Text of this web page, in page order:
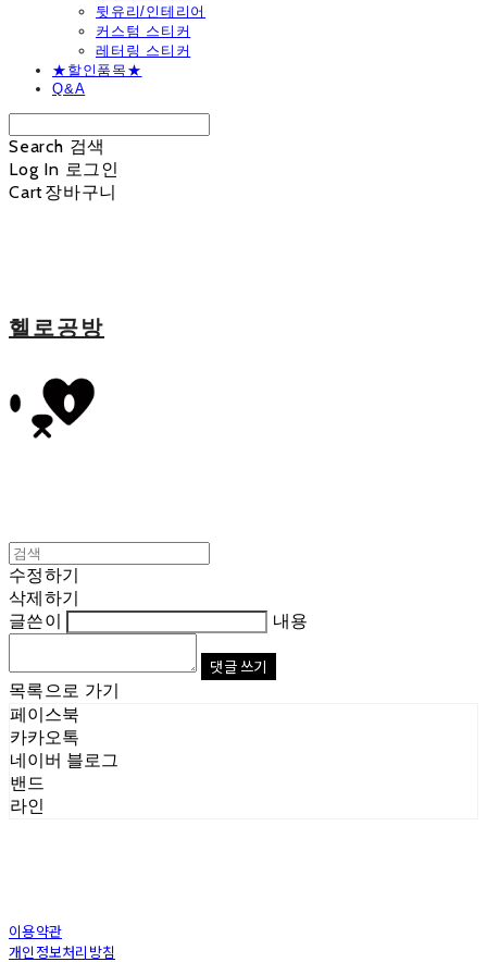
뒷유리/인테리어
커스텀 스티커
레터링 스티커
★할인품목★
Q&A
Search 검색
Log In 로그인
Cart장바구니
헬로공방
수정하기
삭제하기
글쓴이
내용
댓글 쓰기
목록으로 가기
페이스북
카카오톡
네이버 블로그
밴드
라인
이용약관
개인정보처리방침